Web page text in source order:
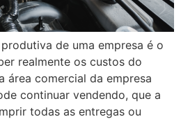
de uma empresa é o
realmente os custos do
área comercial da empresa
continuar vendendo, que a
todas as entregas ou